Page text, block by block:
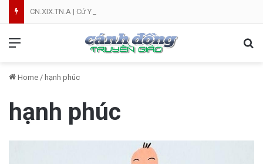
CN.XIX.TN.A | Cứ Yên Tâm | NVT
Home / hạnh phúc
hạnh phúc